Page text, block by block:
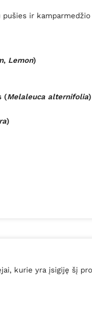
ir
, Lemon)
(Melaleuca alternifolia)
)
kurie yra įsigiję šį